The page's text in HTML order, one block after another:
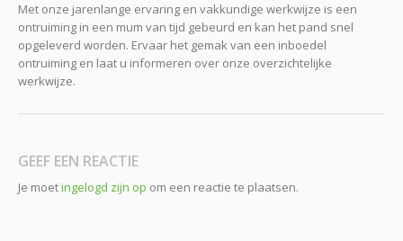
Met onze jarenlange ervaring en vakkundige werkwijze is een
ontruiming in een mum van tijd gebeurd en kan het pand snel
opgeleverd worden. Ervaar het gemak van een inboedel
ontruiming en laat u informeren over onze overzichtelijke
werkwijze.
GEEF EEN REACTIE
Je moetingelogd zijn op om een reactie te plaatsen.